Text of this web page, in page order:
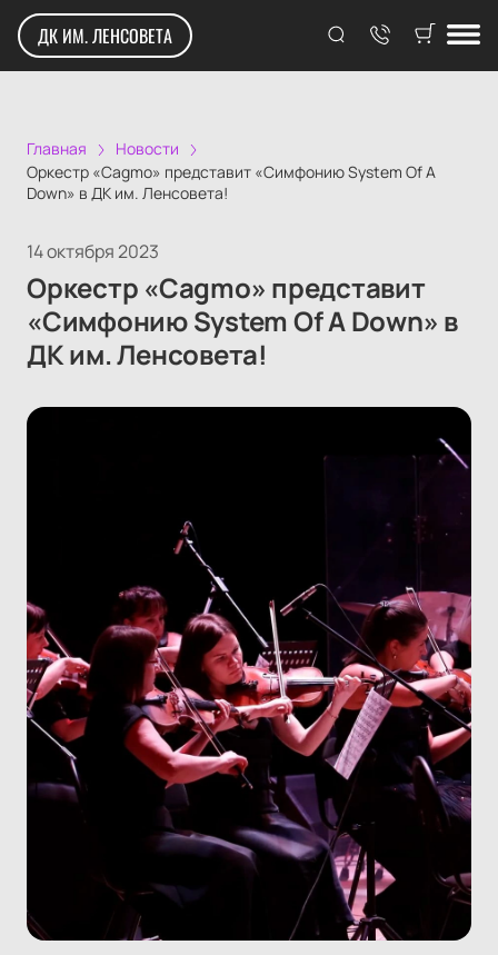
ДК ИМ. ЛЕНСОВЕТА
Главная
Новости
Оркестр «Cagmo» представит «Симфонию System Of A
Down» в ДК им. Ленсовета!
14 октября 2023
Оркестр «Cagmo» представит
«Симфонию System Of A Down» в
ДК им. Ленсовета!